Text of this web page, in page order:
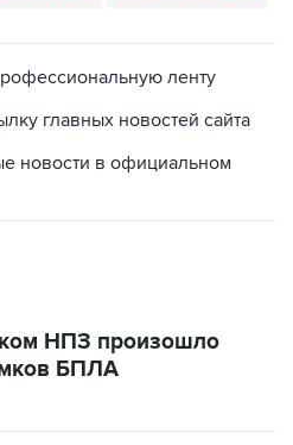
ленту
главных новостей сайта
новости в официальном
НПЗ произошло
БПЛА